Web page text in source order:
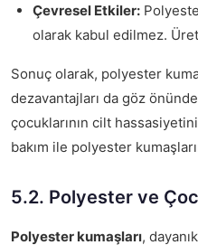
Çevresel Etkiler:
olarak kabul edilmez.
Sonuç olarak, polyester
dezavantajları da göz
çocuklarının cilt
bakım ile polyester
5.2. Polyester ve
Polyester kumaşları,